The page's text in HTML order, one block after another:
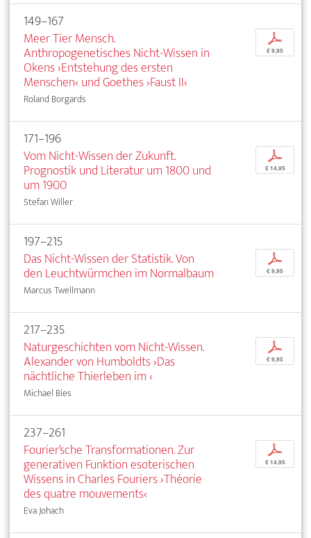
149–167
Meer Tier Mensch.
Anthropogenetisches Nicht-Wissen in
Okens ›Entstehung des ersten
Menschen‹ und Goethes ›Faust II‹
Roland Borgards
p
€ 9,95
171–196
Vom Nicht-Wissen der Zukunft.
Prognostik und Literatur um 1800 und
um 1900
Stefan Willer
p
€ 14,95
197–215
Das Nicht-Wissen der Statistik. Von
den Leuchtwürmchen im Normalbaum
Marcus Twellmann
p
€ 9,95
217–235
Naturgeschichten vom Nicht-Wissen.
Alexander von Humboldts ›Das
nächtliche Thierleben im ‹
Michael Bies
p
€ 9,95
237–261
Fourier’sche Transformationen. Zur
generativen Funktion esoterischen
Wissens in Charles Fouriers ›Théorie
des quatre mouvements‹
Eva Johach
p
€ 14,95